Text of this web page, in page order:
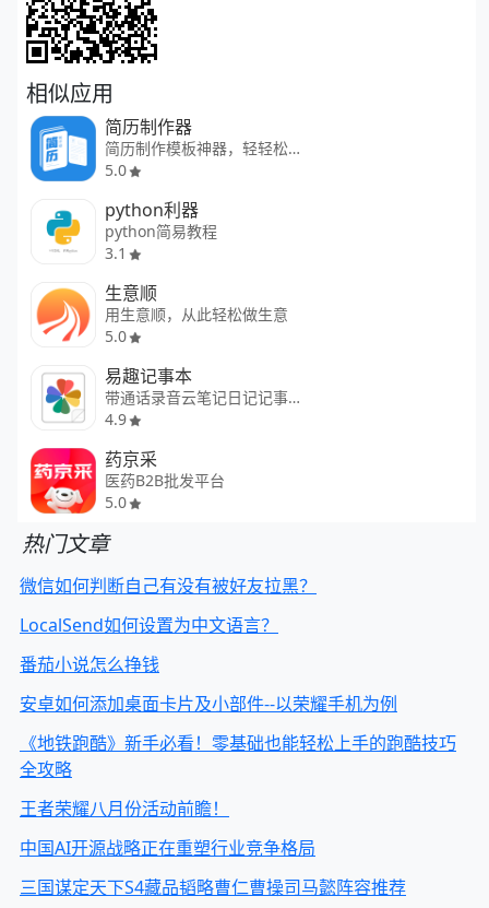
相似应用
简历制作器
简历制作模板神器，轻轻松松制作
5.0
python利器
python简易教程
3.1
生意顺
用生意顺，从此轻松做生意
5.0
易趣记事本
带通话录音云笔记日记记事本待办
4.9
药京采
医药B2B批发平台
5.0
热门文章
微信如何判断自己有没有被好友拉黑？
LocalSend如何设置为中文语言？
番茄小说怎么挣钱
安卓如何添加桌面卡片及小部件--以荣耀手机为例
《地铁跑酷》新手必看！零基础也能轻松上手的跑酷技巧
全攻略
王者荣耀八月份活动前瞻！
中国AI开源战略正在重塑行业竞争格局
三国谋定天下S4藏品韬略曹仁曹操司马懿阵容推荐